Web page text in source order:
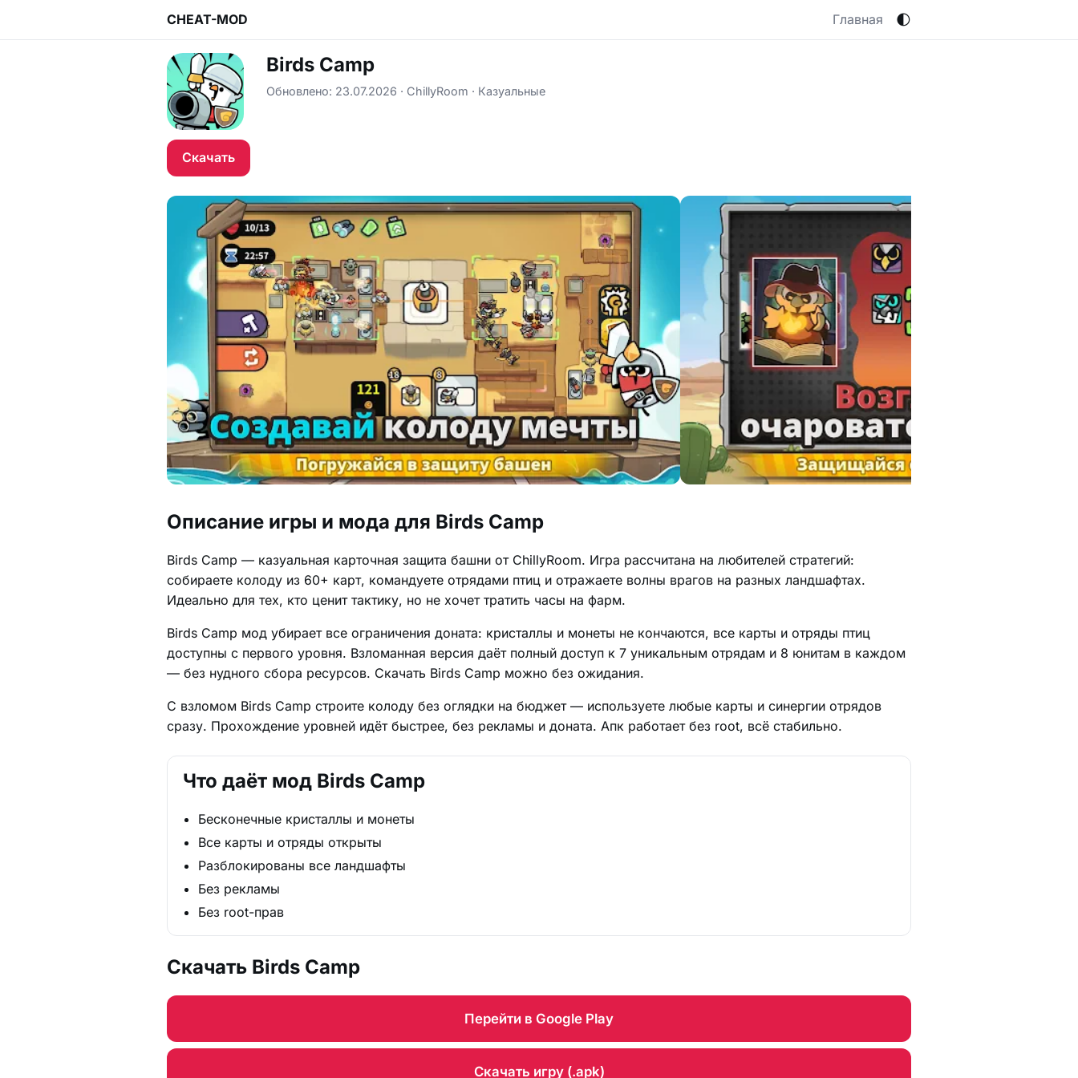
CHEAT-MOD Главная 🌓
Birds Camp
Обновлено: 23.07.2026 ChillyRoom Казуальные
Скачать
Описание игры и мода для Birds Camp
Birds Camp — казуальная карточная защита башни от ChillyRoom. Игра рассчитана на любителей стратегий:
собираете колоду из 60+ карт, командуете отрядами птиц и отражаете волны врагов на разных ландшафтах.
Идеально для тех, кто ценит тактику, но не хочет тратить часы на фарм.
Birds Camp мод убирает все ограничения доната: кристаллы и монеты не кончаются, все карты и отряды птиц
доступны с первого уровня. Взломанная версия даёт полный доступ к 7 уникальным отрядам и 8 юнитам в каждом
— без нудного сбора ресурсов. Скачать Birds Camp можно без ожидания.
С взломом Birds Camp строите колоду без оглядки на бюджет — используете любые карты и синергии отрядов
сразу. Прохождение уровней идёт быстрее, без рекламы и доната. Апк работает без root, всё стабильно.
Что даёт мод Birds Camp
Бесконечные кристаллы и монеты
Все карты и отряды открыты
Разблокированы все ландшафты
Без рекламы
Без root-прав
Скачать Birds Camp
Перейти в Google Play
Скачать игру (.apk)